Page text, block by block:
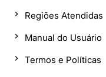
Regiões Atendidas
Manual do Usuário
Termos e Políticas